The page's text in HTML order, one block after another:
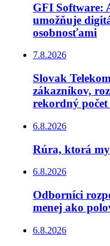
GFI Software:
umožňuje
osobnosťami
7.8.2026
Slovak
zákazníkov,
rekordný počet
6.8.2026
Rúra, ktorá
6.8.2026
Odborníci
menej ako
6.8.2026